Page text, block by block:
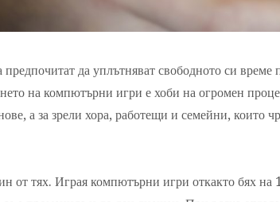
предпочитат да уплътняват свободното си
на компютърни игри е хоби на огромен
а за зрели хора, работещи и семейни, които
от тях. Играя компютърни игри откакто бях на